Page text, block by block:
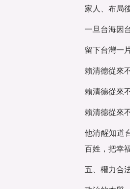
家人、布局
一旦台海因
留下台灣一
賴清德從來
賴清德從來
賴清德從來
他清醒知道
百姓，把幸
五、權力合